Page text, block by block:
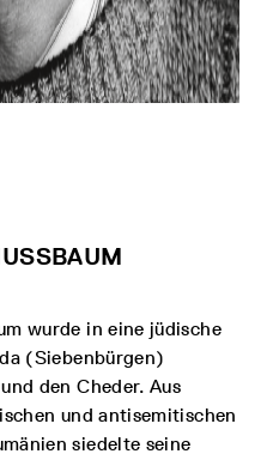
wurde in eine jüdische
(Siebenbürgen)
den Cheder. Aus
und antisemitischen
siedelte seine